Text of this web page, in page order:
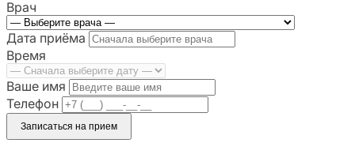
Врач
Дата приёма
Время
Ваше имя
Телефон
Записаться на прием